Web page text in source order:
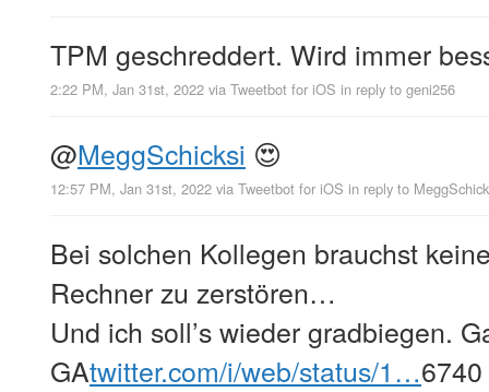
TPM geschreddert. Wird immer
2:22 PM, Jan 31st, 2022 via Tweetbot for iΟS in reply to geni256
@MeggSchicksi 😍
12:57 PM, Jan 31st, 2022 via Tweetbot for iΟS in reply to
Bei solchen Kollegen brauchst
Rechner zu zerstören…
Und ich soll’s wieder gradbiegen.
GAtwitter.com/i/web/status/1…6740